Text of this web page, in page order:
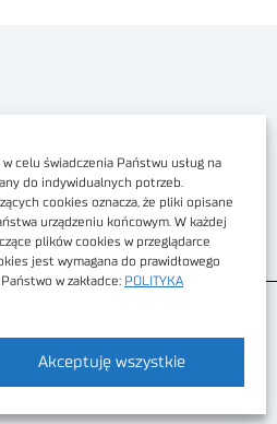
celu świadczenia Państwu usług na
do indywidualnych potrzeb.
cookies oznacza, że pliki opisane
urządzeniu końcowym. W każdej
plików cookies w przeglądarce
jest wymagana do prawidłowego
w zakładce: POLITYKA
Akceptuję wszystkie